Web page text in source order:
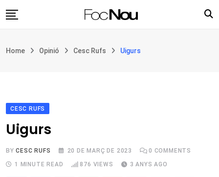
to
Filosofia i teologia
Opinió
Botiga
Home Opinió Cesc Rufs Uigurs
CESC RUFS
Uigurs
BYCESC RUFS 20 DE MARÇ DE 2023 0 COMMENTS
1 MINUTE READ
876 VIEWS 3 ANYS AGO